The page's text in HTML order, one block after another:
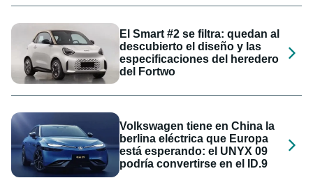
El Smart #2 se filtra: quedan al
descubierto el diseño y las
especificaciones del heredero
del Fortwo
Volkswagen tiene en China la
berlina eléctrica que Europa
está esperando: el UNYX 09
podría convertirse en el ID.9